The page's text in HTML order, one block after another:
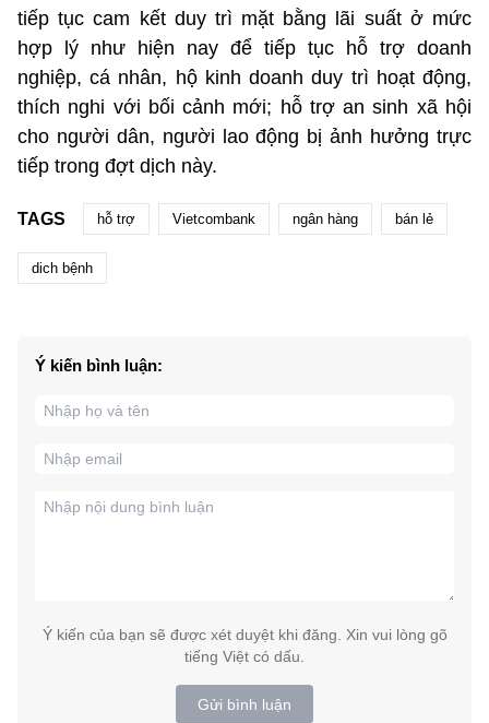
tiếp tục cam kết duy trì mặt bằng lãi suất ở mức
hợp lý như hiện nay để tiếp tục hỗ trợ doanh
nghiệp, cá nhân, hộ kinh doanh duy trì hoạt động,
thích nghi với bối cảnh mới; hỗ trợ an sinh xã hội
cho người dân, người lao động bị ảnh hưởng trực
tiếp trong đợt dịch này.
TAGS hỗ trợ Vietcombank ngân hàng bán lẻ
dich bệnh
Ý kiến bình luận:
Ý kiến của bạn sẽ được xét duyệt khi đăng. Xin vui lòng gõ
tiếng Việt có dấu.
Gửi bình luận